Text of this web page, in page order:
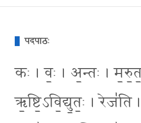
पदपाठः
कः । वः॒ । अ॒न्तः ।
ऋ॒ष्टि॒ऽवि॒द्यु॒तः॒ । रेज॑ति